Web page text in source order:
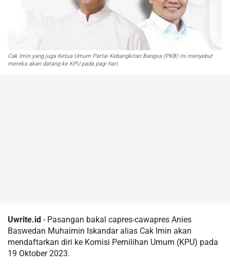
Cak Imin yang juga Ketua Umum Partai Kebangkitan Bangsa (PKB) ini menyebut
mereka akan datang ke KPU pada pagi hari.
Uwrite.id - Pasangan bakal capres-cawapres Anies
Baswedan Muhaimin Iskandar alias Cak Imin akan
mendaftarkan diri ke Komisi Pemilihan Umum (KPU) pada
19 Oktober 2023.